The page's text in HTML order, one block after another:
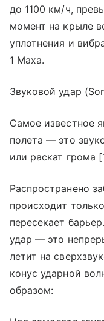
до 1100 км/ч,
момент на крыле
уплотнения и
1 Маха.
Звуковой удар
Самое известное
полета — это
или раскат грома
Распространено
происходит
пересекает
удар — это
летит на
конус ударной
образом: